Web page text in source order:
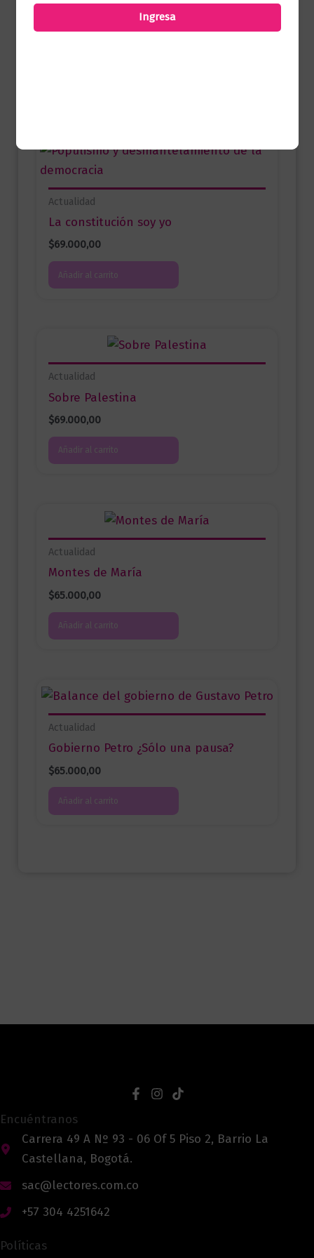
comprado este producto pueden hacer
Actualidad
La constitución soy yo
$69.000,00
Añadir al carrito
Actualidad
Sobre Palestina
$69.000,00
Añadir al carrito
Actualidad
Montes de María
$65.000,00
Añadir al carrito
Actualidad
Gobierno Petro ¿Sólo una pausa?
$65.000,00
Añadir al carrito
Encuéntranos
Carrera 49 A Nº 93 - 06 Of 5 Piso 2, Barrio La
Castellana, Bogotá.
sac@lectores.com.co
+57 304 4251642
Políticas
Ingresa